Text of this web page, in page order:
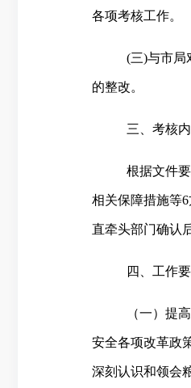
各项考核工作。
(三)与市局
的整改。
三、考核
根据文件
相关保障措施等6
直牵头部门确认
四、工作
（一）提
安全各项改革政
深刻认识和领会